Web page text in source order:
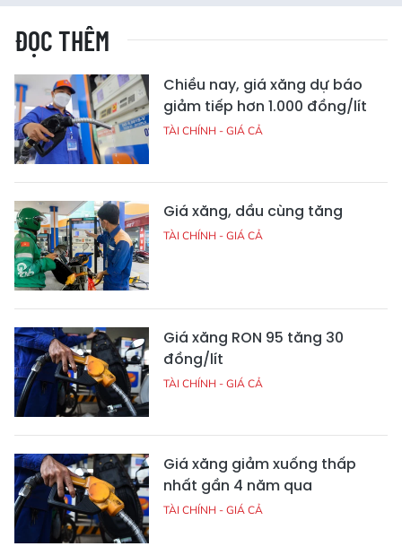
ĐỌC THÊM
Chiều nay, giá xăng dự báo
giảm tiếp hơn 1.000 đồng/lít
TÀI CHÍNH - GIÁ CẢ
Giá xăng, dầu cùng tăng
TÀI CHÍNH - GIÁ CẢ
Giá xăng RON 95 tăng 30
đồng/lít
TÀI CHÍNH - GIÁ CẢ
Giá xăng giảm xuống thấp
nhất gần 4 năm qua
TÀI CHÍNH - GIÁ CẢ